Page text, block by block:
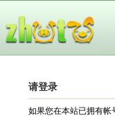
请登录
如果您在本站已拥有帐